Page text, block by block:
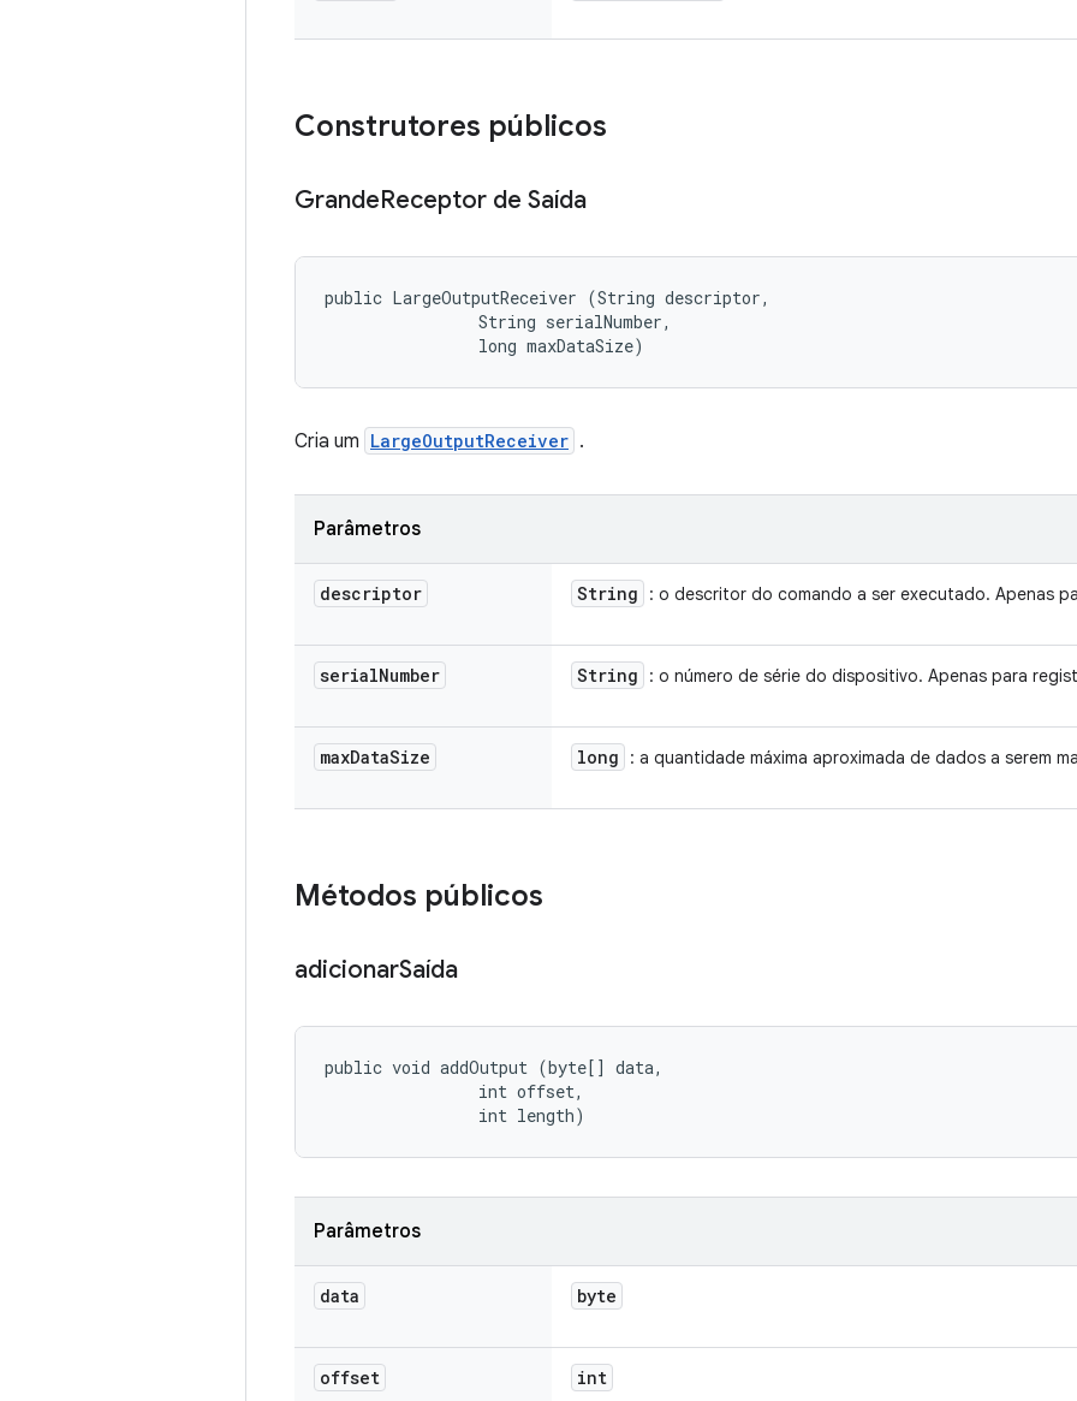
Construtores públicos
GrandeReceptor de Saída
public LargeOutputReceiver (String descriptor,
                String serialNumber,
                long maxDataSize)
Cria um LargeOutputReceiver .
Parâmetros
descriptor String : o descritor do comando a ser executado. Apenas
serialNumber String : o número de série do dispositivo. Apenas para
maxDataSize long : a quantidade máxima aproximada de dados a serem
Métodos públicos
adicionarSaída
public void addOutput (byte[] data,
                int offset,
                int length)
Parâmetros
data byte
offset int